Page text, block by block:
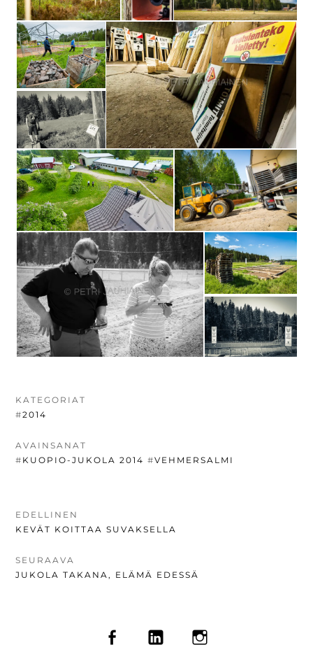
KATEGORIAT
#2014
AVAINSANAT
# KUOPIO-JUKOLA 2014 #VEHMERSALMI
ARTIKKELIEN
SELAUS
EDELLINEN
EDELLINEN
KEVÄT KOITTAA SUVAKSELLA
SEURAAVA
SEURAAVA
JUKOLA TAKANA, ELÄMÄ EDESSÄ
SOMEVALIKKO
FACEBOOKLINKEDIN